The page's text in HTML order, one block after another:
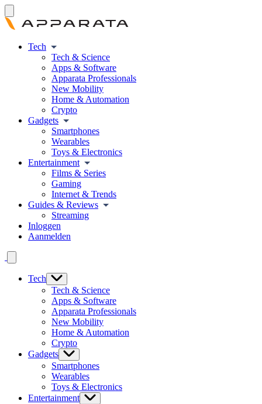
Tech
Tech & Science
Apps & Software
Apparata Professionals
New Mobility
Home & Automation
Crypto
Gadgets
Smartphones
Wearables
Toys & Electronics
Entertainment
Films & Series
Gaming
Internet & Trends
Guides & Reviews
Streaming
Inloggen
Aanmelden
Tech
Tech & Science
Apps & Software
Apparata Professionals
New Mobility
Home & Automation
Crypto
Gadgets
Smartphones
Wearables
Toys & Electronics
Entertainment